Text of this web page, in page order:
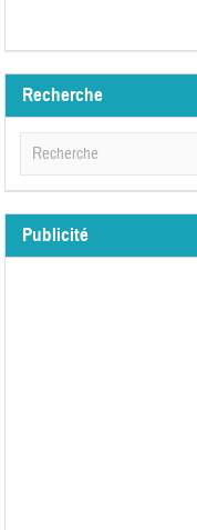
Recherche
Publicité